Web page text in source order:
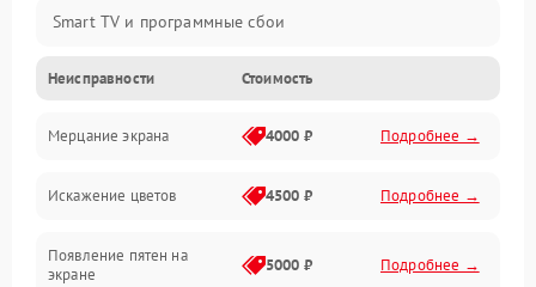
Smart TV и программные сбои
Питание и запуск
Подсветка и LED-модули
Звук и аудиосистема
Сигнал и приём каналов
Неисправности Стоимость
Мерцание экрана 4000 ₽ Подробнее →
Искажение цветов 4500 ₽ Подробнее →
Появление пятен на
экране
5000 ₽ Подробнее →